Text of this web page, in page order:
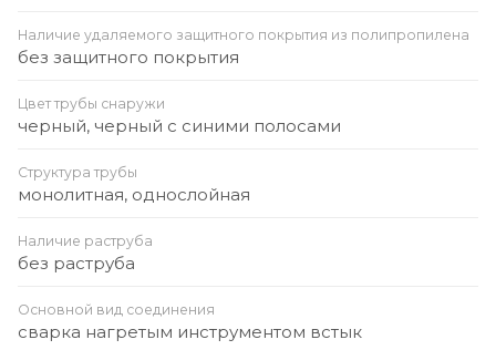
Наличие удаляемого защитного покрытия из полипропилена
без защитного покрытия
Цвет трубы снаружи
черный, черный с синими полосами
Структура трубы
монолитная, однослойная
Наличие раструба
без раструба
Основной вид соединения
сварка нагретым инструментом встык